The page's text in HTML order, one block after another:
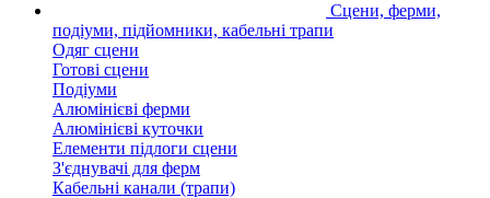
Сцени, ферми,
подіуми, підйомники, кабельні трапи
Одяг сцени
Готові сцени
Подіуми
Алюмінієві ферми
Алюмінієві куточки
Елементи підлоги сцени
З'єднувачі для ферм
Кабельні канали (трапи)